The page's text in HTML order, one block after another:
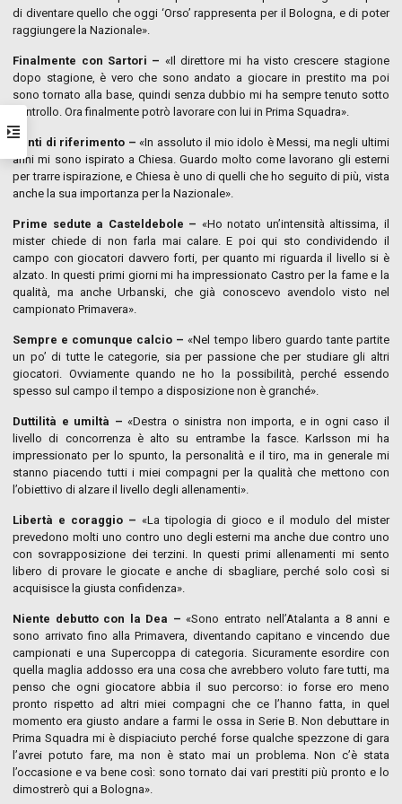
di diventare quello che oggi ‘Orso’ rappresenta per il Bologna, e di poter
raggiungere la Nazionale».
Finalmente con Sartori – «Il direttore mi ha visto crescere stagione
dopo stagione, è vero che sono andato a giocare in prestito ma poi
sono tornato alla base, quindi senza dubbio mi ha sempre tenuto sotto
controllo. Ora finalmente potrò lavorare con lui in Prima Squadra».
Punti di riferimento –«In assoluto il mio idolo è Messi, ma negli ultimi
anni mi sono ispirato a Chiesa. Guardo molto come lavorano gli esterni
per trarre ispirazione, e Chiesa è uno di quelli che ho seguito di più, vista
anche la sua importanza per la Nazionale».
Prime sedute a Casteldebole – «Ho notato un’intensità altissima, il
mister chiede di non farla mai calare. E poi qui sto condividendo il
campo con giocatori davvero forti, per quanto mi riguarda il livello si è
alzato. In questi primi giorni mi ha impressionato Castro per la fame e la
qualità, ma anche Urbanski, che già conoscevo avendolo visto nel
campionato Primavera».
Sempre e comunque calcio –«Nel tempo libero guardo tante partite
un po’ di tutte le categorie, sia per passione che per studiare gli altri
giocatori. Ovviamente quando ne ho la possibilità, perché essendo
spesso sul campo il tempo a disposizione non è granché».
Duttilità e umiltà –«Destra o sinistra non importa, e in ogni caso il
livello di concorrenza è alto su entrambe la fasce. Karlsson mi ha
impressionato per lo spunto, la personalità e il tiro, ma in generale mi
stanno piacendo tutti i miei compagni per la qualità che mettono con
l’obiettivo di alzare il livello degli allenamenti».
Libertà e coraggio – «La tipologia di gioco e il modulo del mister
prevedono molti uno contro uno degli esterni ma anche due contro uno
con sovrapposizione dei terzini. In questi primi allenamenti mi sento
libero di provare le giocate e anche di sbagliare, perché solo così si
acquisisce la giusta confidenza».
Niente debutto con la Dea –«Sono entrato nell’Atalanta a 8 anni e
sono arrivato fino alla Primavera, diventando capitano e vincendo due
campionati e una Supercoppa di categoria. Sicuramente esordire con
quella maglia addosso era una cosa che avrebbero voluto fare tutti, ma
penso che ogni giocatore abbia il suo percorso: io forse ero meno
pronto rispetto ad altri miei compagni che ce l’hanno fatta, in quel
momento era giusto andare a farmi le ossa in Serie B. Non debuttare in
Prima Squadra mi è dispiaciuto perché forse qualche spezzone di gara
l’avrei potuto fare, ma non è stato mai un problema. Non c’è stata
l’occasione e va bene così: sono tornato dai vari prestiti più pronto e lo
dimostrerò qui a Bologna».